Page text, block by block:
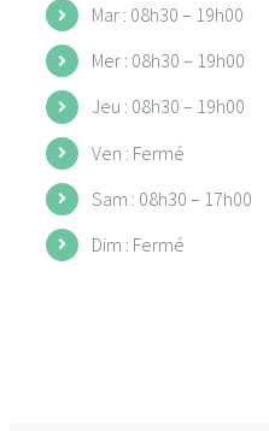
Mar : 08h30 – 19h00
Mer : 08h30 – 19h00
Jeu : 08h30 – 19h00
Ven : Fermé
Sam : 08h30 – 17h00
Dim : Fermé